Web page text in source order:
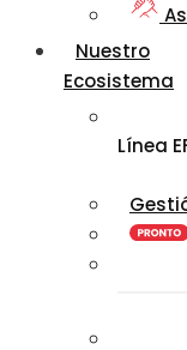
Nuestro
Ecosistema
Línea